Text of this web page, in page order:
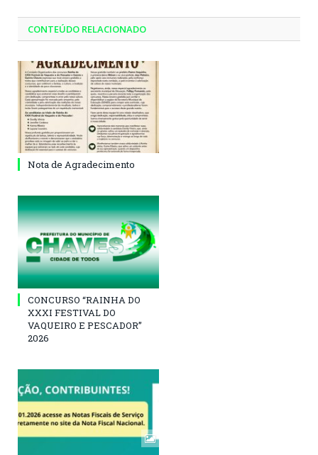
CONTEÚDO RELACIONADO
Nota de Agradecimento
CONCURSO “RAINHA DO
XXXI FESTIVAL DO
VAQUEIRO E PESCADOR”
2026